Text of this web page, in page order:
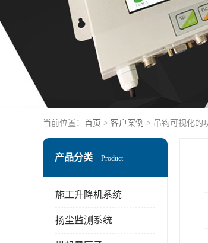
当前位置： 首页 > 客户案例 > 吊钩可视化的
产品分类 Product
施工升降机系统
扬尘监测系统